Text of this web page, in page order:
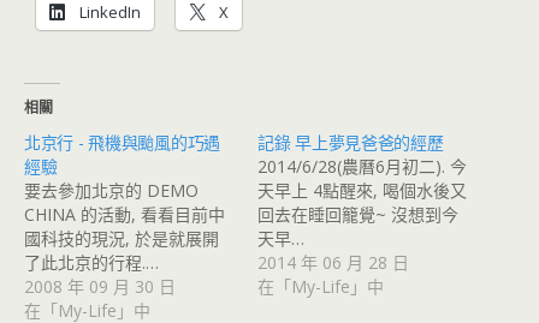
LinkedIn X
相關
北京行 - 飛機與颱風的巧遇
經驗
要去參加北京的 DEMO
CHINA 的活動, 看看目前中
國科技的現況, 於是就展開
了此北京的行程.…
2008 年 09 月 30 日
在「My-Life」中
記錄 早上夢見爸爸的經歷
2014/6/28(農曆6月初二). 今
天早上 4點醒來, 喝個水後又
回去在睡回籠覺~ 沒想到今
天早…
2014 年 06 月 28 日
在「My-Life」中